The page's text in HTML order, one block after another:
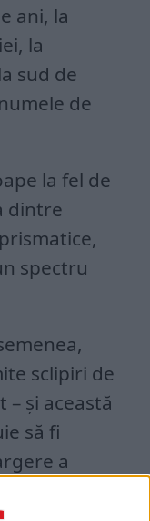
ani, la
la
sud de
de
la fel de
dintre
spectru
sclipiri de
și această
să fi
a